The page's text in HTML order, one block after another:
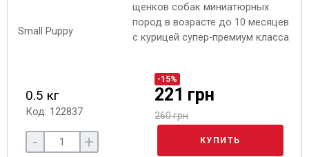
щенков собак миниатюрных
пород в возрасте до 10 месяцев
с курицей супер-премиум класса
0.5 кг
Код: 122837
-15%
221 грн
260 грн
- + КУПИТЬ